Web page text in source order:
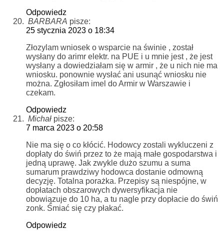
Odpowiedz
BARBARA pisze:
25 stycznia 2023 o 18:34
Złozylam wniosek o wsparcie na świnie , został
wysłany do arimr elektr. na PUE i u mnie jest , że jest
wysłany a dowiedziałam się w armir , że u nich nie ma
wniosku. ponownie wysłać ani usunąć wniosku nie
można. Zgłosiłam imel do Armir w Warszawie i
czekam.
Odpowiedz
Michał pisze:
7 marca 2023 o 20:58
Nie ma się o co kłócić. Hodowcy zostali wykluczeni z
dopłaty do świń przez to że mają małe gospodarstwa i
jedną uprawę. Jak zwykle dużo szumu a suma
sumarum prawdziwy hodowca dostanie odmowną
decyzję. Totalna porażka. Przepisy są niespójne, w
dopłatach obszarowych dywersyfikacja nie
obowiązuje do 10 ha, a tu nagle przy dopłacie do świń
zonk. Śmiać się czy płakać.
Odpowiedz